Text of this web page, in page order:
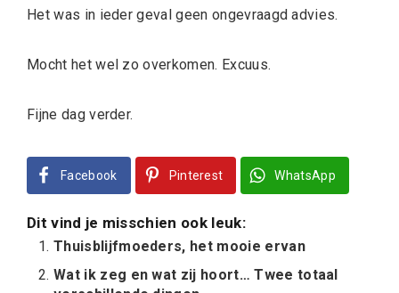
Het was in ieder geval geen ongevraagd advies.
Mocht het wel zo overkomen. Excuus.
Fijne dag verder.
Facebook Pinterest WhatsApp
Dit vind je misschien ook leuk:
Thuisblijfmoeders, het mooie ervan
Wat ik zeg en wat zij hoort… Twee totaal